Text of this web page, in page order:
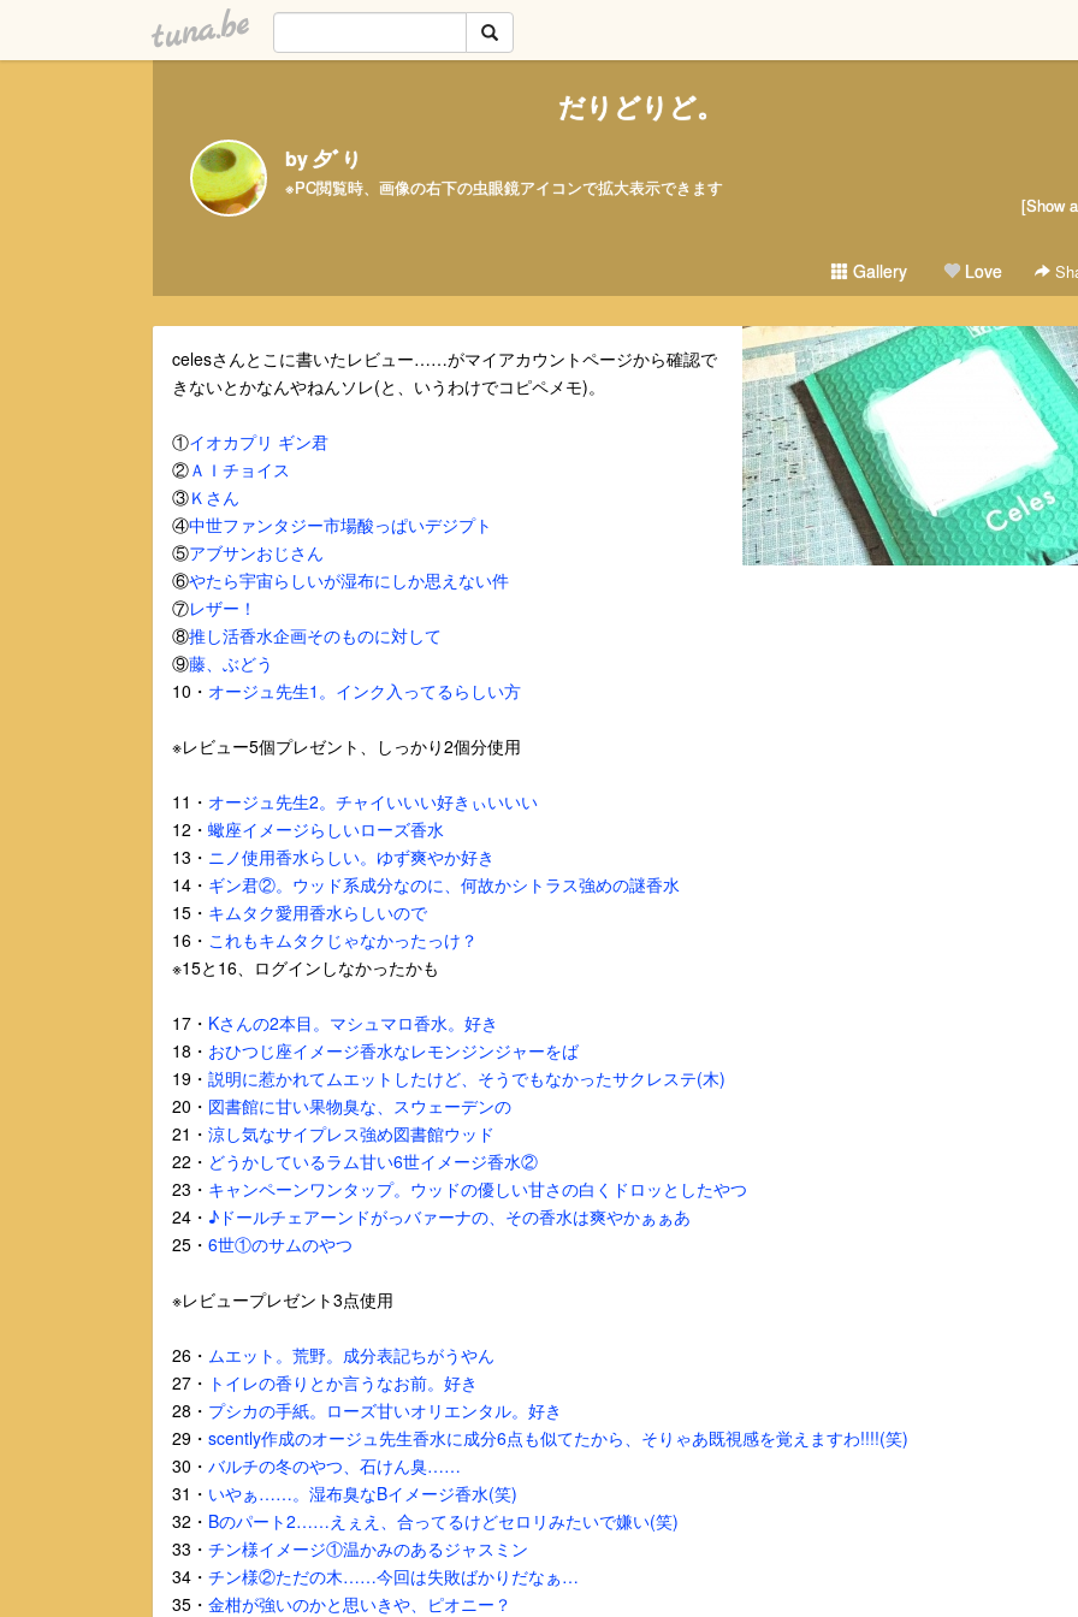
tuna.be
だりどりど。
by 夕ﾞり
※PC閲覧時、画像の右下の虫眼鏡アイコンで拡大表示できます
[Show
Gallery Love
celesさんとこに書いたレビュー……がマイアカウントページから確認で
きないとかなんやねんソレ(と、いうわけでコピペメモ)。
①イオカプリ ギン君
②ＡＩチョイス
③Ｋさん
④中世ファンタジー市場酸っぱいデジプト
⑤アブサンおじさん
⑥やたら宇宙らしいが湿布にしか思えない件
⑦レザー！
⑧推し活香水企画そのものに対して
⑨藤、ぶどう
10・ オージュ先生1。インク入ってるらしい方
※レビュー5個プレゼント、しっかり2個分使用
11・ オージュ先生2。チャイいいい好きぃいいい
12・ 蠍座イメージらしいローズ香水
13・ ニノ使用香水らしい。ゆず爽やか好き
14・ ギン君②。ウッド系成分なのに、何故かシトラス強めの謎香水
15・ キムタク愛用香水らしいので
16・ これもキムタクじゃなかったっけ？
※15と16、ログインしなかったかも
17・ Kさんの2本目。マシュマロ香水。好き
18・ おひつじ座イメージ香水なレモンジンジャーをば
19・ 説明に惹かれてムエットしたけど、そうでもなかったサクレステ(木)
20・ 図書館に甘い果物臭な、スウェーデンの
21・ 涼し気なサイプレス強め図書館ウッド
22・ どうかしているラム甘い6世イメージ香水②
23・ キャンペーンワンタップ。ウッドの優しい甘さの白くドロッとしたやつ
24・ ♪ドールチェアーンドがっバァーナの、その香水は爽やかぁぁあ
25・ 6世①のサムのやつ
※レビュープレゼント3点使用
26・ ムエット。荒野。成分表記ちがうやん
27・ トイレの香りとか言うなお前。好き
28・ プシカの手紙。ローズ甘いオリエンタル。好き
29・ scently作成のオージュ先生香水に成分6点も似てたから、そりゃあ既視感を覚えますわ!!!!(笑)
30・ バルチの冬のやつ、石けん臭……
31・ いやぁ……。湿布臭なBイメージ香水(笑)
32・ Bのパート2……えぇえ、合ってるけどセロリみたいで嫌い(笑)
33・ チン様イメージ①温かみのあるジャスミン
34・ チン様②ただの木……今回は失敗ばかりだなぁ…
35・ 金柑が強いのかと思いきや、ピオニー？